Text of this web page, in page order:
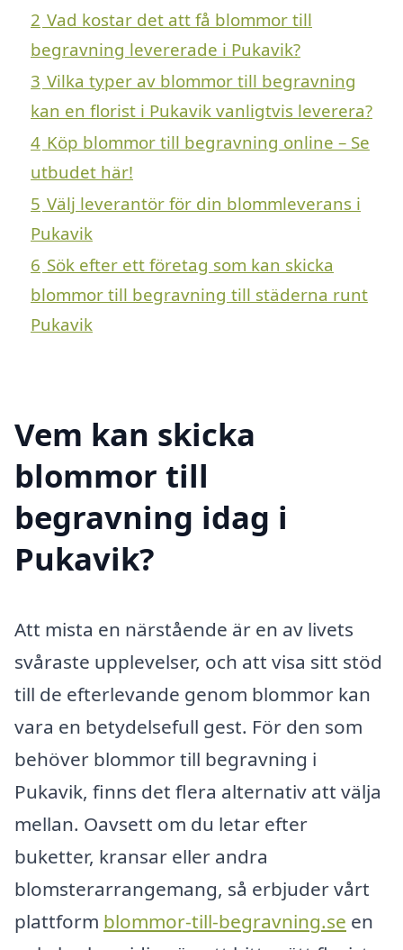
2 Vad kostar det att få blommor till
begravning levererade i Pukavik?
3 Vilka typer av blommor till begravning
kan en florist i Pukavik vanligtvis leverera?
4 Köp blommor till begravning online – Se
utbudet här!
5 Välj leverantör för din blommleverans i
Pukavik
6 Sök efter ett företag som kan skicka
blommor till begravning till städerna runt
Pukavik
Vem kan skicka
blommor till
begravning idag i
Pukavik?
Att mista en närstående är en av livets
svåraste upplevelser, och att visa sitt stöd
till de efterlevande genom blommor kan
vara en betydelsefull gest. För den som
behöver blommor till begravning i
Pukavik, finns det flera alternativ att välja
mellan. Oavsett om du letar efter
buketter, kransar eller andra
blomsterarrangemang, så erbjuder vårt
plattform blommor-till-begravning.se en